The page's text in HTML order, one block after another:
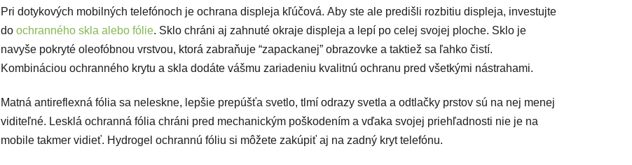
Pri dotykových mobilných telefónoch je ochrana displeja kľúčová. Aby ste ale predišli rozbitiu displeja, investujte
do ochranného skla alebo fólie. Sklo chráni aj zahnuté okraje displeja a lepí po celej svojej ploche. Sklo je
navyše pokryté oleofóbnou vrstvou, ktorá zabraňuje “zapackanej” obrazovke a taktiež sa ľahko čistí.
Kombináciou ochranného krytu a skla dodáte vášmu zariadeniu kvalitnú ochranu pred všetkými nástrahami.
Matná antireflexná fólia sa neleskne, lepšie prepúšťa svetlo, tlmí odrazy svetla a odtlačky prstov sú na nej menej
viditeľné. Lesklá ochranná fólia chráni pred mechanickým poškodením a vďaka svojej priehľadnosti nie je na
mobile takmer vidieť. Hydrogel ochrannú fóliu si môžete zakúpiť aj na zadný kryt telefónu.